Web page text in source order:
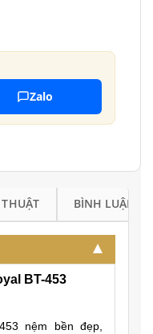
Zalo
BÌNH LUẬN
BT-453
nệm bền đẹp,